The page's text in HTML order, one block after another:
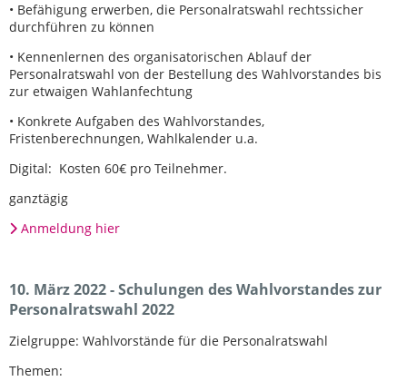
• Befähigung erwerben, die Personalratswahl rechtssicher
durchführen zu können
• Kennenlernen des organisatorischen Ablauf der
Personalratswahl von der Bestellung des Wahlvorstandes bis
zur etwaigen Wahlanfechtung
• Konkrete Aufgaben des Wahlvorstandes,
Fristenberechnungen, Wahlkalender u.a.
Digital: Kosten 60€ pro Teilnehmer.
ganztägig
Anmeldung hier
10. März 2022 - Schulungen des Wahlvorstandes zur
Personalratswahl 2022
Zielgruppe: Wahlvorstände für die Personalratswahl
Themen: